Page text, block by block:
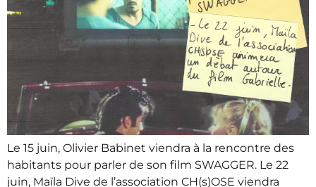
Le 15 juin, Olivier Babinet viendra à la rencontre des
habitants pour parler de son film SWAGGER. Le 22
juin, Maïla Dive de l’association CH(s)OSE viendra